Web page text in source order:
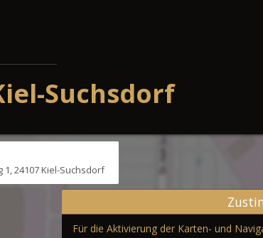
Suchsdorf
24107 Kiel-Suchsdorf
Für die Aktivierung der Karten- und